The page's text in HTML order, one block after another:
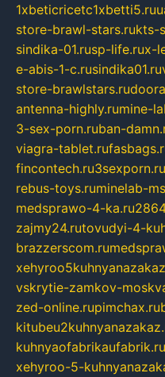
1xbeticricetc1xbetti5.ru
store-brawl-stars.rukts-
sindika-01.rusp-life.rux-
e-abis-1-c.rusindika01.ru
store-brawlstars.ru
antenna-highly.rumine-
3-sex-porn.ruban-
viagra-tablet.ru
fincontech.ru3sexporn.ru
rebus-toys.ruminelab-
medsprawo-4-ka.ru
zajmy24.rutovudyi-4-
brazzerscom.ru
vskrytie-zamkov-
zed-online.rupimchax.ru
kuhnyaofabrikaufabrik.ru
xehyroo-5-